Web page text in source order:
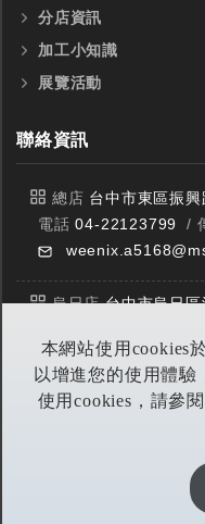
本網站使用cookies
以增進您的使用體
使用cookies，請參
分店資訊
加工小知識
展覽活動
聯絡資訊
總店 台中市東區振
電話04-22123799
/
烏日店台中市烏日
豐原店台中市潭子
電話04-25314953 /
DESIGN